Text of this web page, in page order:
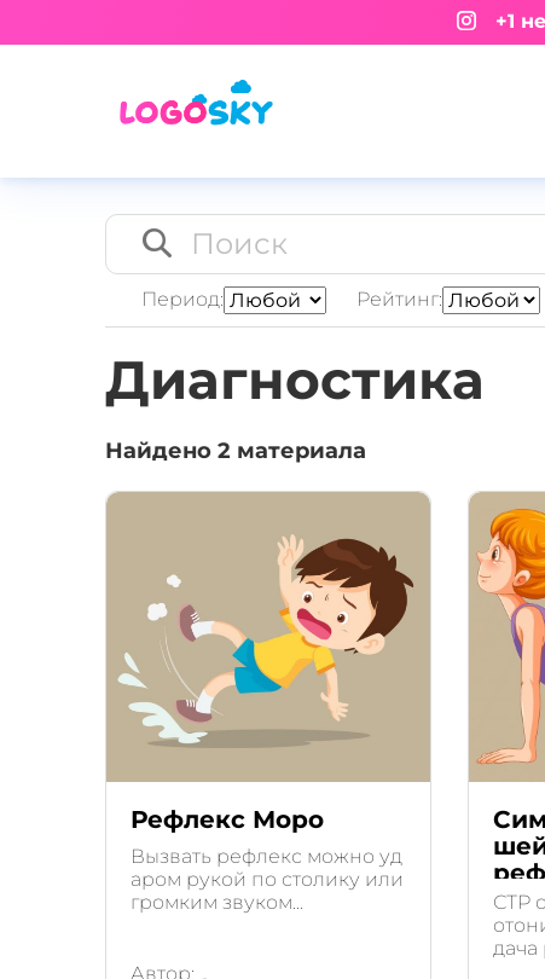
+1
Период: Рейтинг:
Диагностика
Найдено 2 материалa
Рефлекс Моро
Вызвать рефлекс можно уд
аром рукой по столику или
громким звуком...
Автор:
СТР
дача